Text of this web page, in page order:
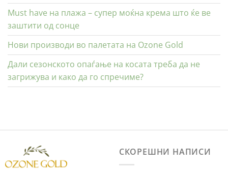
Must have на плажа – супер моќна крема што ќе ве
заштити од сонце
Нови производи во палетата на Ozone Gold
Дали сезонското опаѓање на косата треба да не
загрижува и како да го спречиме?
СКОРЕШНИ НАПИСИ